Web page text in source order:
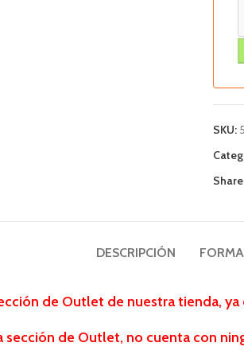
SKU:
DESCRIPCIÓN
de Outlet de nuestra tienda,
sección de Outlet, no cuenta con